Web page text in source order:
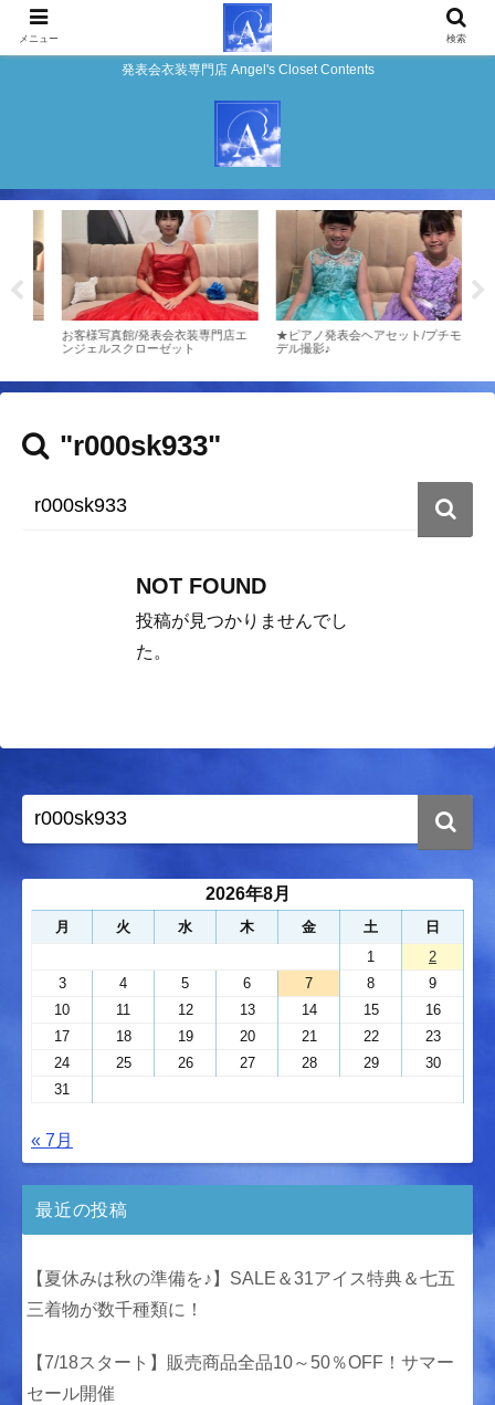
発表会衣装専門店 Angel's Closet Contents
お客様写真館/発表会衣装専門店エ
ンジェルスクローゼット
★ピアノ発表会ヘアセット/プチモ
デル撮影♪
"r000sk933"
NOT FOUND
投稿が見つかりませんでし
た。
2026年8月
月 火 水 木 金 土
日
1
2
3
4 5 6 7 8
9
10
11 12 13 14 15
16
17
18 19 20 21 22
23
24
25 26 27 28 29
30
31
« 7月
最近の投稿
【夏休みは秋の準備を♪】SALE＆31アイス特典＆七五
三着物が数千種類に！
【7/18スタート】販売商品全品10～50％OFF！サマー
セール開催
メニュー 検索